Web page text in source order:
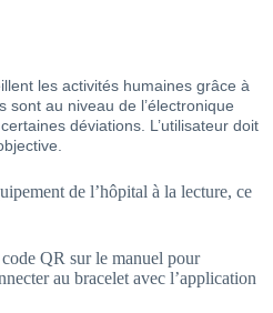
les activités humaines grâce à
au niveau de l’électronique
déviations. L’utilisateur doit
de l’hôpital à la lecture, ce
QR sur le manuel pour
au bracelet avec l’application